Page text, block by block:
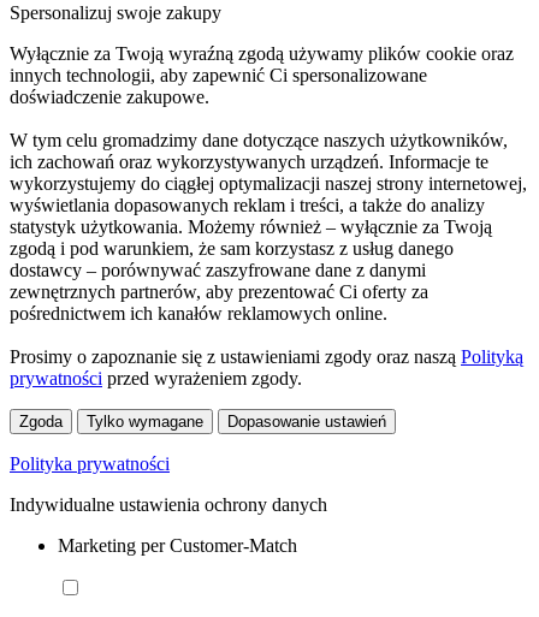
Spersonalizuj swoje zakupy
Wyłącznie za Twoją wyraźną zgodą używamy plików cookie oraz
innych technologii, aby zapewnić Ci spersonalizowane
doświadczenie zakupowe.
W tym celu gromadzimy dane dotyczące naszych użytkowników,
ich zachowań oraz wykorzystywanych urządzeń. Informacje te
wykorzystujemy do ciągłej optymalizacji naszej strony internetowej,
wyświetlania dopasowanych reklam i treści, a także do analizy
statystyk użytkowania. Możemy również – wyłącznie za Twoją
zgodą i pod warunkiem, że sam korzystasz z usług danego
dostawcy – porównywać zaszyfrowane dane z danymi
zewnętrznych partnerów, aby prezentować Ci oferty za
pośrednictwem ich kanałów reklamowych online.
Prosimy o zapoznanie się z ustawieniami zgody oraz naszą Polityką
prywatności przed wyrażeniem zgody.
Zgoda Tylko wymagane Dopasowanie ustawień
Polityka prywatności
Indywidualne ustawienia ochrony danych
Marketing per Customer-Match